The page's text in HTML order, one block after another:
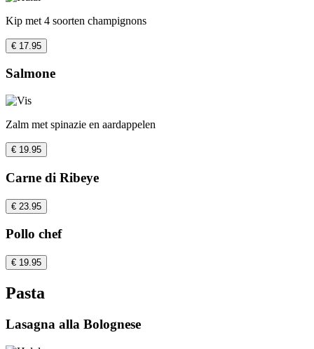
Kip met 4 soorten champignons
€ 17.95
Salmone
Zalm met spinazie en aardappelen
€ 19.95
Carne di Ribeye
€ 23.95
Pollo chef
€ 19.95
Pasta
Lasagna alla Bolognese